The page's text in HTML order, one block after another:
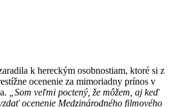
k hereckým osobnostiam, ktoré si z
ocenenie za mimoriadny prínos v
„Som veľmi poctený, že môžem, aj keď
ocenenie Medzinárodného filmového